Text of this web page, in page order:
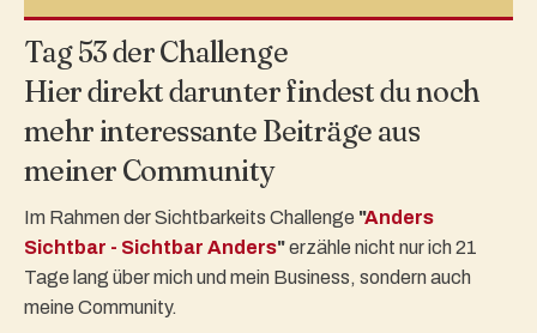
Tag 53 der Challenge
Hier direkt darunter findest du noch
mehr interessante Beiträge aus
meiner Community
Im Rahmen der Sichtbarkeits Challenge "Anders
Sichtbar - Sichtbar Anders"erzähle nicht nur ich 21
Tage lang über mich und mein Business, sondern auch
meine Community.